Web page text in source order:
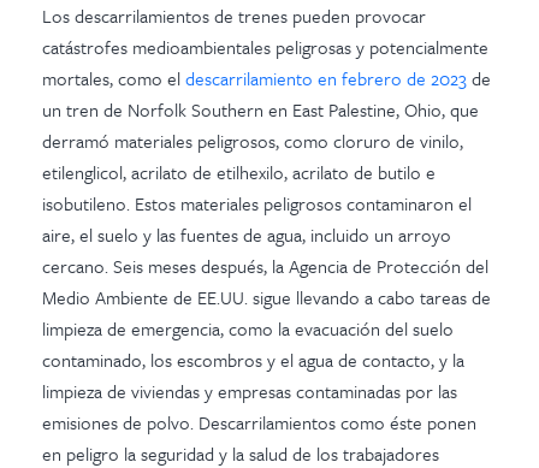
Los descarrilamientos de trenes pueden provocar
catástrofes medioambientales peligrosas y potencialmente
mortales, como eldescarrilamiento en febrero de 2023de
un tren de Norfolk Southern en East Palestine, Ohio, que
derramó materiales peligrosos, como cloruro de vinilo,
etilenglicol, acrilato de etilhexilo, acrilato de butilo e
isobutileno. Estos materiales peligrosos contaminaron el
aire, el suelo y las fuentes de agua, incluido un arroyo
cercano. Seis meses después, la Agencia de Protección del
Medio Ambiente de EE.UU. sigue llevando a cabo tareas de
limpieza de emergencia, como la evacuación del suelo
contaminado, los escombros y el agua de contacto, y la
limpieza de viviendas y empresas contaminadas por las
emisiones de polvo. Descarrilamientos como éste ponen
en peligro la seguridad y la salud de los trabajadores